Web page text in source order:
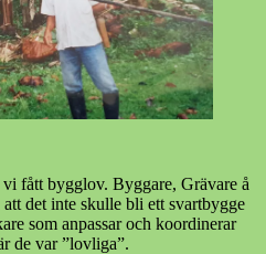
fått bygglov. Byggare, Grävare å
det inte skulle bli ett svartbygge
som anpassar och koordinerar
de var ”lovliga”.